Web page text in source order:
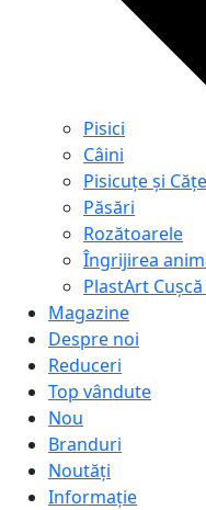
Pisici
Câini
Pisicuțe și
Păsări
Rozătoarele
Îngrijirea
PlastArt
Magazine
Despre noi
Reduceri
Top vândute
Nou
Branduri
Noutăți
Informație